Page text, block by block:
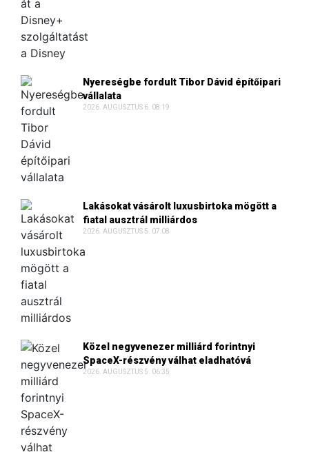
Nyereségbe fordult Tibor Dávid építőipari
vállalata
2026. AUGUSZTUS 6. 08:19
Lakásokat vásárolt luxusbirtoka mögött a
fiatal ausztrál milliárdos
2026. AUGUSZTUS 5. 07:08
Közel negyvenezer milliárd forintnyi
SpaceX-részvény válhat eladhatóvá
2026. AUGUSZTUS 5. 06:35